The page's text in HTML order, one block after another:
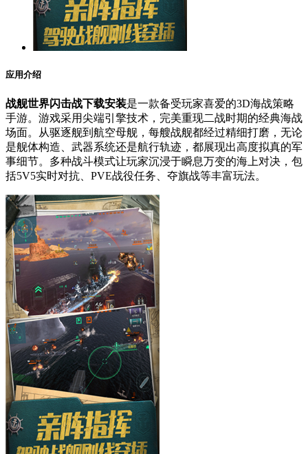
应用介绍
战舰世界闪击战下载安装是一款备受玩家喜爱的3D海战策略
手游。游戏采用尖端引擎技术，完美重现二战时期的经典海战
场面。从驱逐舰到航空母舰，每艘战舰都经过精细打磨，无论
是舰体构造、武器系统还是航行轨迹，都展现出高度拟真的军
事细节。多种战斗模式让玩家沉浸于瞬息万变的海上对决，包
括5V5实时对抗、PVE战役任务、夺旗战等丰富玩法。